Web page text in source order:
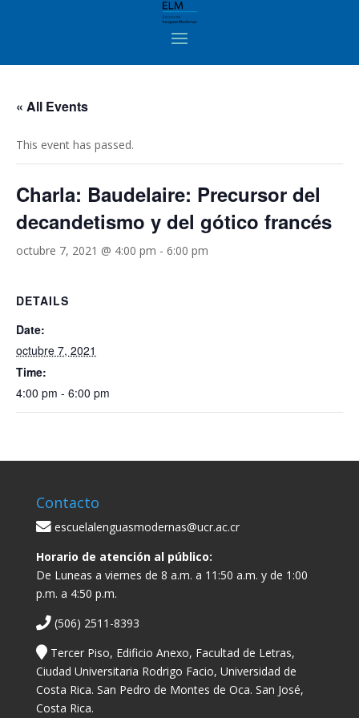
« All Events
This event has passed.
Charla: Baudelaire: Precursor del
decandetismo y del gótico francés
octubre 7, 2021 @ 4:00 pm - 6:00 pm
DETAILS
Date:
octubre 7, 2021
Time:
4:00 pm - 6:00 pm
Contacto
escuelalenguasmodernas@ucr.ac.cr
Horario de atención al público:
De Luneas a viernes de 8 a.m. a 11:50 a.m. y de 1:00
p.m. a 4:50 p.m.
(506) 2511-8393
Tercer Piso, Edificio Anexo, Facultad de Letras,
Ciudad Universitaria Rodrigo Facio, Universidad de
Costa Rica. San Pedro de Montes de Oca. San José,
Costa Rica.